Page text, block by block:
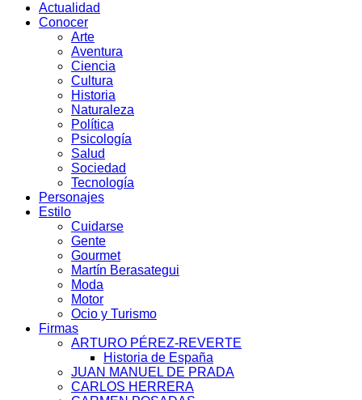
Actualidad
Conocer
Arte
Aventura
Ciencia
Cultura
Historia
Naturaleza
Política
Psicología
Salud
Sociedad
Tecnología
Personajes
Estilo
Cuidarse
Gente
Gourmet
Martín Berasategui
Moda
Motor
Ocio y Turismo
Firmas
ARTURO PÉREZ-REVERTE
Historia de España
JUAN MANUEL DE PRADA
CARLOS HERRERA